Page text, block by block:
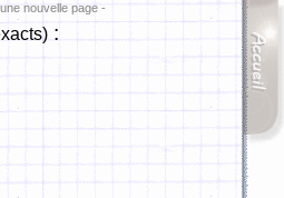
nouvelle page -
: